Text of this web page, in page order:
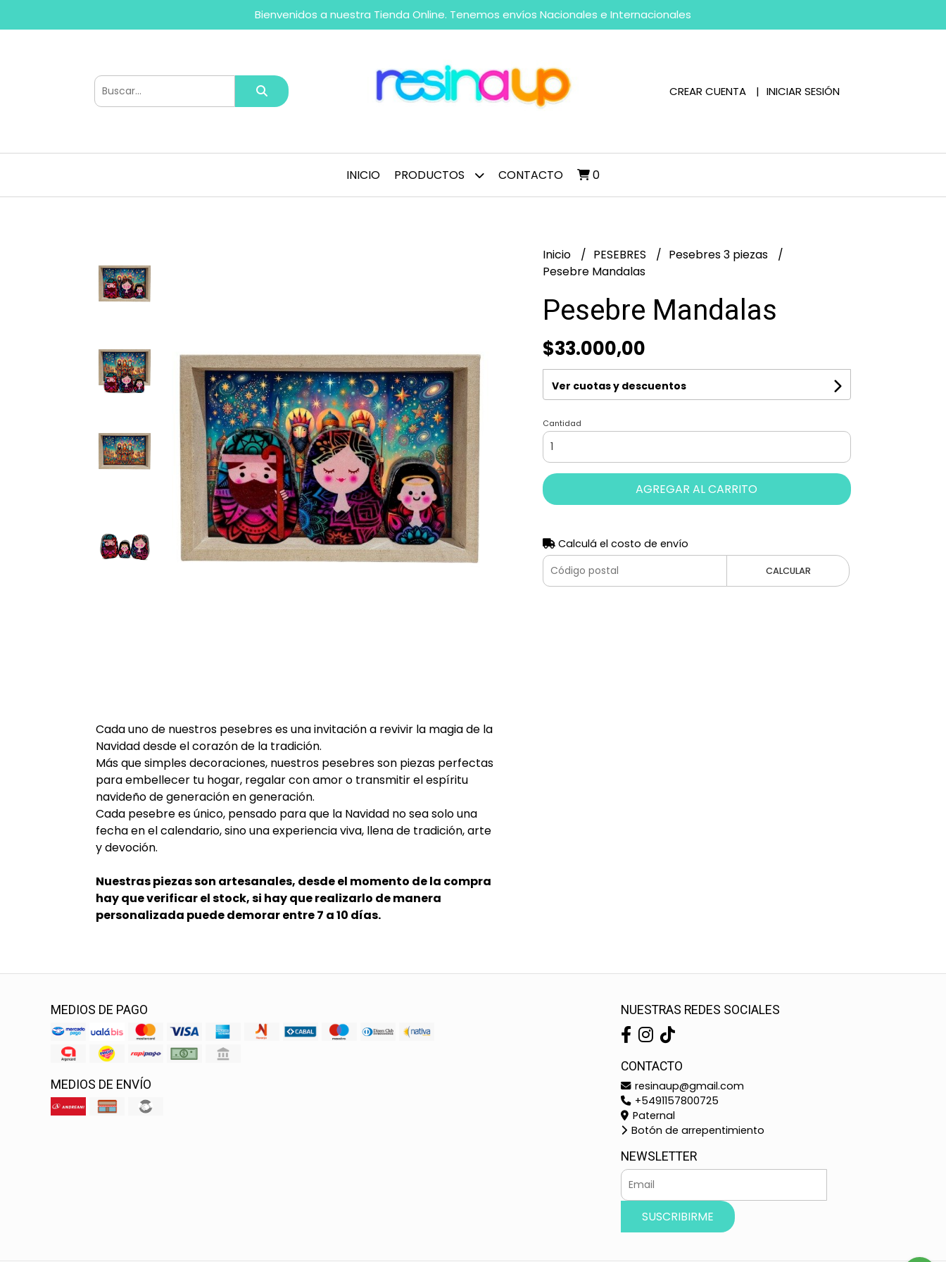
Bienvenidos a nuestra Tienda Online. Tenemos envíos Nacionales e Internacionales
CREAR CUENTA INICIAR SESIÓN
INICIO PRODUCTOS CONTACTO 0
Cada uno de nuestros pesebres es una invitación a revivir la magia de la
Navidad desde el corazón de la tradición.
Más que simples decoraciones, nuestros pesebres son piezas perfectas
para embellecer tu hogar, regalar con amor o transmitir el espíritu
navideño de generación en generación.
Cada pesebre es único, pensado para que la Navidad no sea solo una
fecha en el calendario, sino una experiencia viva, llena de tradición, arte
y devoción.
Nuestras piezas son artesanales, desde el momento de la compra
hay que verificar el stock, si hay que realizarlo de manera
personalizada puede demorar entre 7 a 10 días.
Inicio PESEBRES
Pesebres 3 piezas
Pesebre Mandalas
Pesebre Mandalas
$33.000,00
Ver cuotas y descuentos
Cantidad
AGREGAR AL CARRITO
Calculá el costo de envío
CALCULAR
MEDIOS DE PAGO
MEDIOS DE ENVÍO
NUESTRAS REDES SOCIALES
CONTACTO
resinaup@gmail.com
+5491157800725
Paternal
Botón de arrepentimiento
NEWSLETTER
SUSCRIBIRME